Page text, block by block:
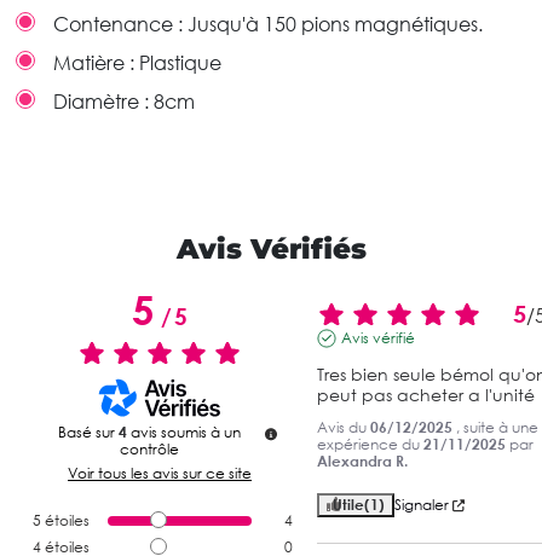
Contenance : Jusqu'à 150 pions magnétiques.
Matière : Plastique
Diamètre : 8cm
Avis Vérifiés
5/5
Basé sur 4 avis soumis à un
contrôle
Voir tous les avis sur ce site
5 étoiles
4
4 étoiles 0
5/
Avis vérifié
Tres bien seule bémol
peut pas acheter a l'unité
Avis du 06/12/2025 , suite à une
expérience du 21/11/2025 par
Alexandra R.
Utile(1) Signaler